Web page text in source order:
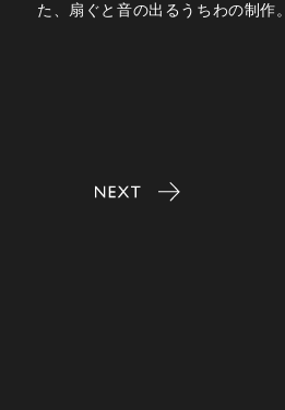
た、扇ぐと音の出るうちわの制作。